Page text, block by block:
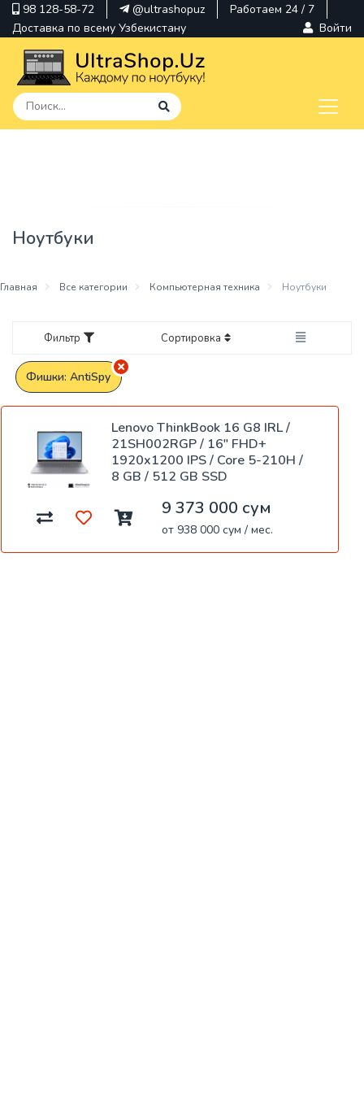
98 128-58-72 @ultrashopuz
Работаем 24 / 7
Доставка по всему Узбекистану
Войти
Hp
Ноутбуки
Главная Все категории Компьютерная техника Ноутбуки
Фильтр Сортировка
Фишки: AntiSpy
Lenovo ThinkBook 16 G8 IRL /
21SH002RGP / 16" FHD+
1920x1200 IPS / Core 5-210H /
8 GB / 512 GB SSD
9 373 000 сум
от 938 000 сум / мес.